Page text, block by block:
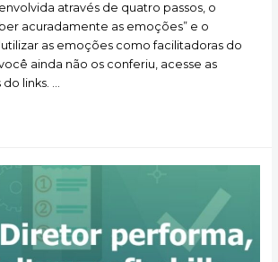
através de quatro passos, o
acuradamente as emoções” e o
as emoções como facilitadoras do
ainda não os conferiu, acesse as
links. …